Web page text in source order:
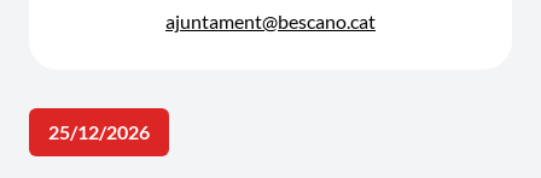
ajuntament@bescano.cat
25/12/2026